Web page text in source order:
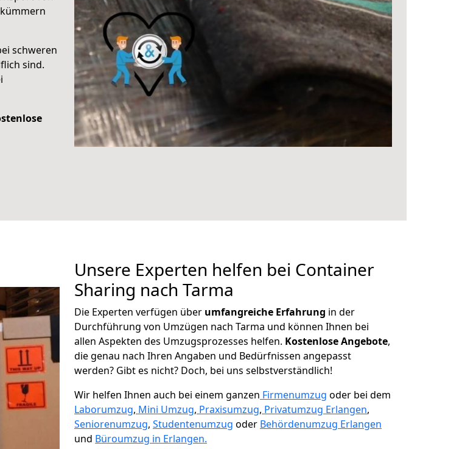
schweren
sind.
Unsere Experten helfen bei Container
Sharing nach Tarma
Die Experten verfügen über umfangreiche Erfahrung in der
Durchführung von Umzügen nach Tarma und können Ihnen bei
allen Aspekten des Umzugsprozesses helfen. Kostenlose Angebote,
die genau nach Ihren Angaben und Bedürfnissen angepasst
werden? Gibt es nicht? Doch, bei uns selbstverständlich!
Wir helfen Ihnen auch bei einem ganzen Firmenumzug oder bei dem
Laborumzug, Mini Umzug, Praxisumzug, Privatumzug Erlangen,
Seniorenumzug, Studentenumzug oder Behördenumzug Erlangen
und Büroumzug in Erlangen.